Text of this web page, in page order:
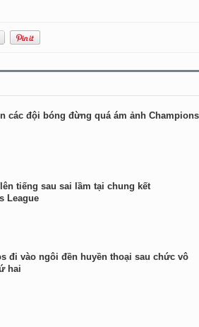
các đội bóng đừng quá ám ảnh Champions
tiếng sau sai lầm tại chung kết
League
đi vào ngôi đền huyền thoại sau chức vô
hai